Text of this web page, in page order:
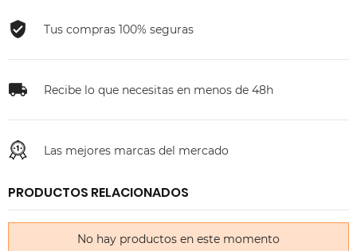
Tus compras 100% seguras
Recibe lo que necesitas en menos de 48h
Las mejores marcas del mercado
PRODUCTOS RELACIONADOS
No hay productos en este momento